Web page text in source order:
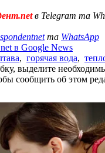
в Telegram та
та WhatsApp
в Google News
, горячая вода,
выделите
сообщить об этом